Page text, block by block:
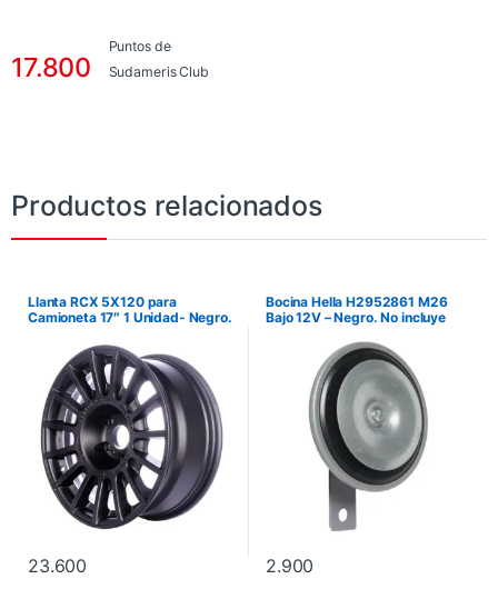
17.800
Puntos de
Sudameris Club
Productos relacionados
Llanta RCX 5X120 para
Camioneta 17″ 1 Unidad- Negro.
23.600
Bocina Hella H2952861 M26
Bajo 12V – Negro. No incluye
2.900